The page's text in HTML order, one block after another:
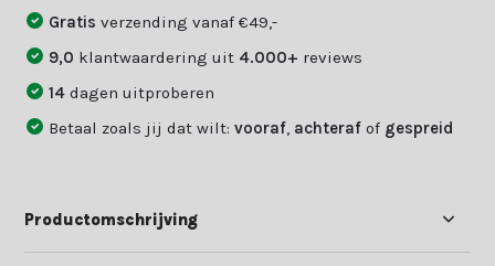
Gratisverzending vanaf €49,-
9,0 klantwaardering uit 4.000+ reviews
14dagen uitproberen
Betaal zoals jij dat wilt:vooraf achteraf of gespreid
Productomschrijving